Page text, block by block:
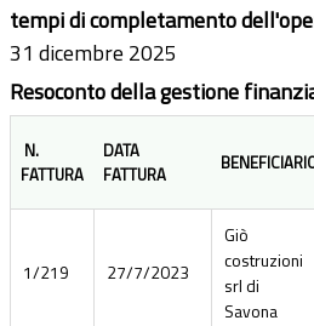
tempi di completamento
31 dicembre 2025
Resoconto della gestione
N.
FATTURA
DATA
FATTURA
1/219 27/7/2023
Giò
costruzioni
srl di
Savona